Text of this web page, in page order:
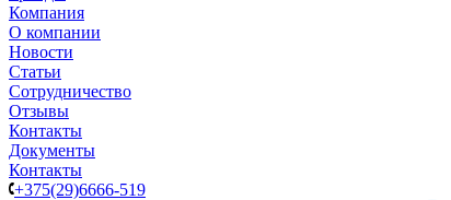
Компания
О компании
Новости
Статьи
Сотрудничество
Отзывы
Контакты
Документы
Контакты
+375(29)6666-519